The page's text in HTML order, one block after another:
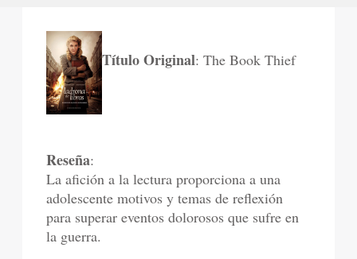
Título Original: The Book Thief
Reseña:
La afición a la lectura proporciona a una
adolescente motivos y temas de reflexión
para superar eventos dolorosos que sufre en
la guerra.